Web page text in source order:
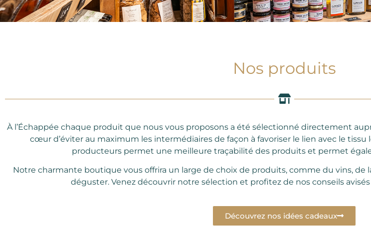
Nos produits
À l’Échappée chaque produit que nous vous proposons a été sélectionné directement
cœur d’éviter au maximum les intermédiaires de façon à favoriser le lien avec le tissu
producteurs permet une meilleure traçabilité des produits et permet
Notre charmante boutique vous offrira un large de choix de produits, comme du vins, de
déguster. Venez découvrir notre sélection et profitez de nos conseils
Découvrez nos idées cadeaux